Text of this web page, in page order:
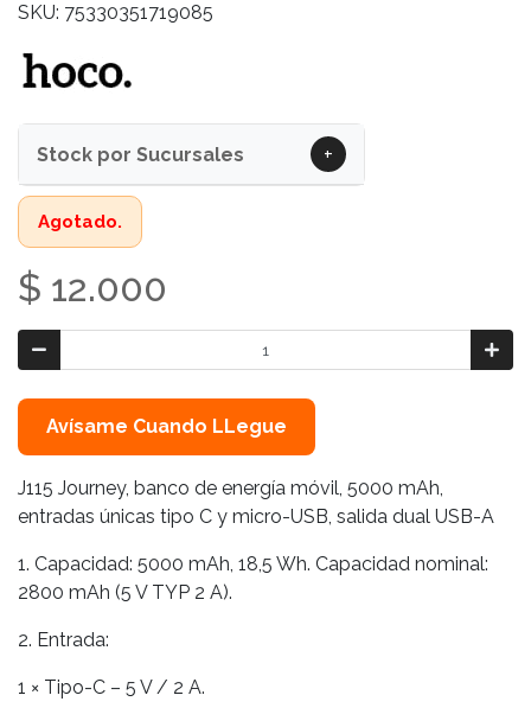
SKU: 75330351719085
Stock por Sucursales +
Agotado.
$ 12.000
Avísame Cuando LLegue
J115 Journey, banco de energía móvil, 5000 mAh,
entradas únicas tipo C y micro-USB, salida dual USB-A
1. Capacidad: 5000 mAh, 18,5 Wh. Capacidad nominal:
2800 mAh (5 V TYP 2 A).
2. Entrada:
1 × Tipo-C – 5 V / 2 A.